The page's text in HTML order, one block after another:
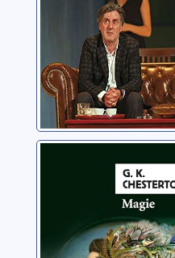
Chesterton, Gilbert